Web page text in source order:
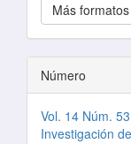
Más
Número
Vol. 14 Núm.
Investigación